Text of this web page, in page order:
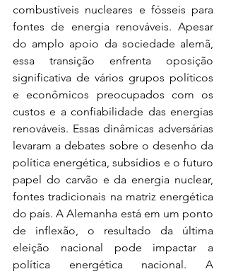
combustíveis nucleares e fósseis para
fontes de energia renováveis. Apesar
do amplo apoio da sociedade alemã,
essa transição enfrenta oposição
significativa de vários grupos políticos
e econômicos preocupados com os
custos e a confiabilidade das energias
renováveis. Essas dinâmicas adversárias
levaram a debates sobre o desenho da
política energética, subsídios e o futuro
papel do carvão e da energia nuclear,
fontes tradicionais na matriz energética
do país. A Alemanha está em um ponto
de inflexão, o resultado da última
eleição nacional pode impactar a
política energética nacional. A